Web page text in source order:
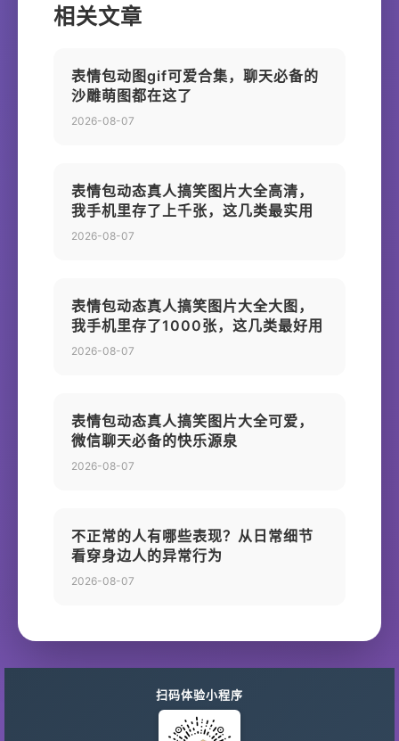
相关文章
表情包动图gif可爱合集，聊天必备的
沙雕萌图都在这了
2026-08-07
表情包动态真人搞笑图片大全高清，
我手机里存了上千张，这几类最实用
2026-08-07
表情包动态真人搞笑图片大全大图，
我手机里存了1000张，这几类最好用
2026-08-07
表情包动态真人搞笑图片大全可爱，
微信聊天必备的快乐源泉
2026-08-07
不正常的人有哪些表现？从日常细节
看穿身边人的异常行为
2026-08-07
扫码体验小程序